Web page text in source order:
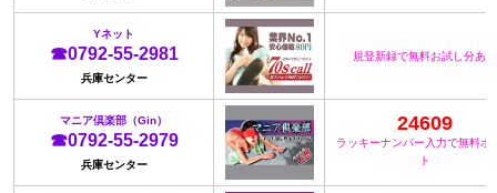
Yネット
☎0792-55-2981
兵庫センター
規登新録で無料お試し分あり
マニア倶楽部（Gin）
☎0792-55-2979
兵庫センター
24609
ラッキーナンバー入力で無料ポ
ト